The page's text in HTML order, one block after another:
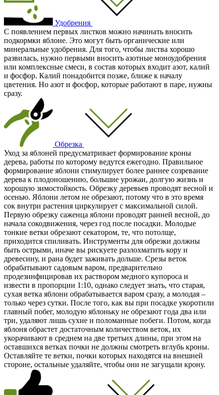
Удобрения
С появлением первых листков можно начинать вносить
подкормки яблоне. Это могут быть органические или
минеральные удобрения. Для того, чтобы листва хорошо
развилась, нужно первыми вносить азотные моноудобрения
или комплексные смеси, в состав которых входит азот, калий
и фосфор. Калий понадобится позже, ближе к началу
цветения. Но азот и фосфор, которые работают в паре, нужны
сразу.
Обрезка
Уход за яблоней предусматривает формирование кроны
дерева, работы по которому ведутся ежегодно. Правильное
формирование яблони стимулирует более раннее созревание
дерева к плодоношению, большие урожаи, долгую жизнь и
хорошую зимостойкость. Обрезку деревьев проводят весной и
осенью. Яблони летом не обрезают, потому что в это время
сок внутри растения циркулирует с максимальной силой.
Первую обрезку саженца яблони проводят ранней весной, до
начала сокодвижения, через год после посадки. Молодые
тонкие ветки обрезают секатором, те, что потолще,
приходится спиливать. Инструменты для обрезки должны
быть острыми, иначе вы рискуете разлохматить кору и
древесину, и рана будет заживать дольше. Срезы веток
обрабатывают садовым варом, предварительно
продезинфицировав их раствором медного купороса и
извести в пропорции 1:10, однако следует знать, что старая,
сухая ветка яблони обрабатывается варом сразу, а молодая –
только через сутки. После того, как вы при посадке укоротили
главный побег, молодую яблоньку не обрезают года два или
три, удаляют лишь сухие и поломанные побеги. Потом, когда
яблоня обрастет достаточным количеством веток, их
укорачивают в среднем на две третьих длины, при этом на
оставшихся ветках почки не должны смотреть вглубь кроны.
Оставляйте те ветки, почки которых находятся на внешней
стороне, остальные удаляйте, чтобы они не загущали крону.